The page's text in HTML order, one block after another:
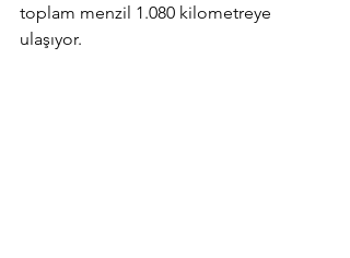
toplam menzil 1.080 kilometreye
ulaşıyor.